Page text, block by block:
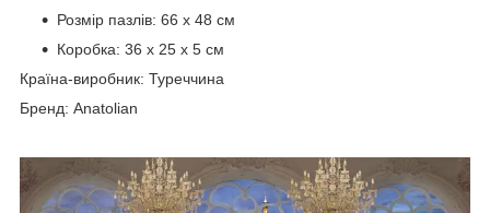
Розмір пазлів: 66 х 48 см
Коробка: 36 x 25 x 5 см
Країна-виробник: Туреччина
Бренд: Anatolian